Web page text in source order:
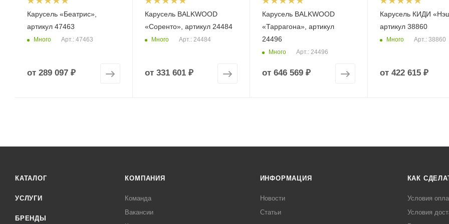
Карусель «Беатрис»,
артикул 47463
Много Арт.: 47463
от 289 097 ₽
Карусель BALKWOOD
«Соренто», артикул 24484
Много Арт.: 24484
от 331 601 ₽
Карусель BALKWOOD
«Таррагона», артикул
24496
Много Арт.: 24496
от 646 569 ₽
Карусель КИДИ
артикул 38860
Много Арт.: 38860
от 422 615 ₽
КАТАЛОГ
УСЛУГИ
БРЕНДЫ
КОМПАНИЯ
Команда
Вакансии
ИНФОРМАЦИЯ
Новости
Статьи
КАК
Условия
Условия